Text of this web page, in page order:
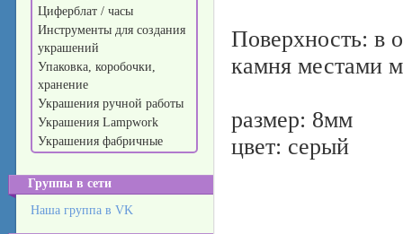
Циферблат / часы
Инструменты для создания
украшений
Упаковка, коробочки,
хранение
Украшения ручной работы
Украшения Lampwork
Украшения фабричные
Группы в сети
Наша группа в VK
Поверхность: в
камня местами
размер: 8мм
цвет: серый